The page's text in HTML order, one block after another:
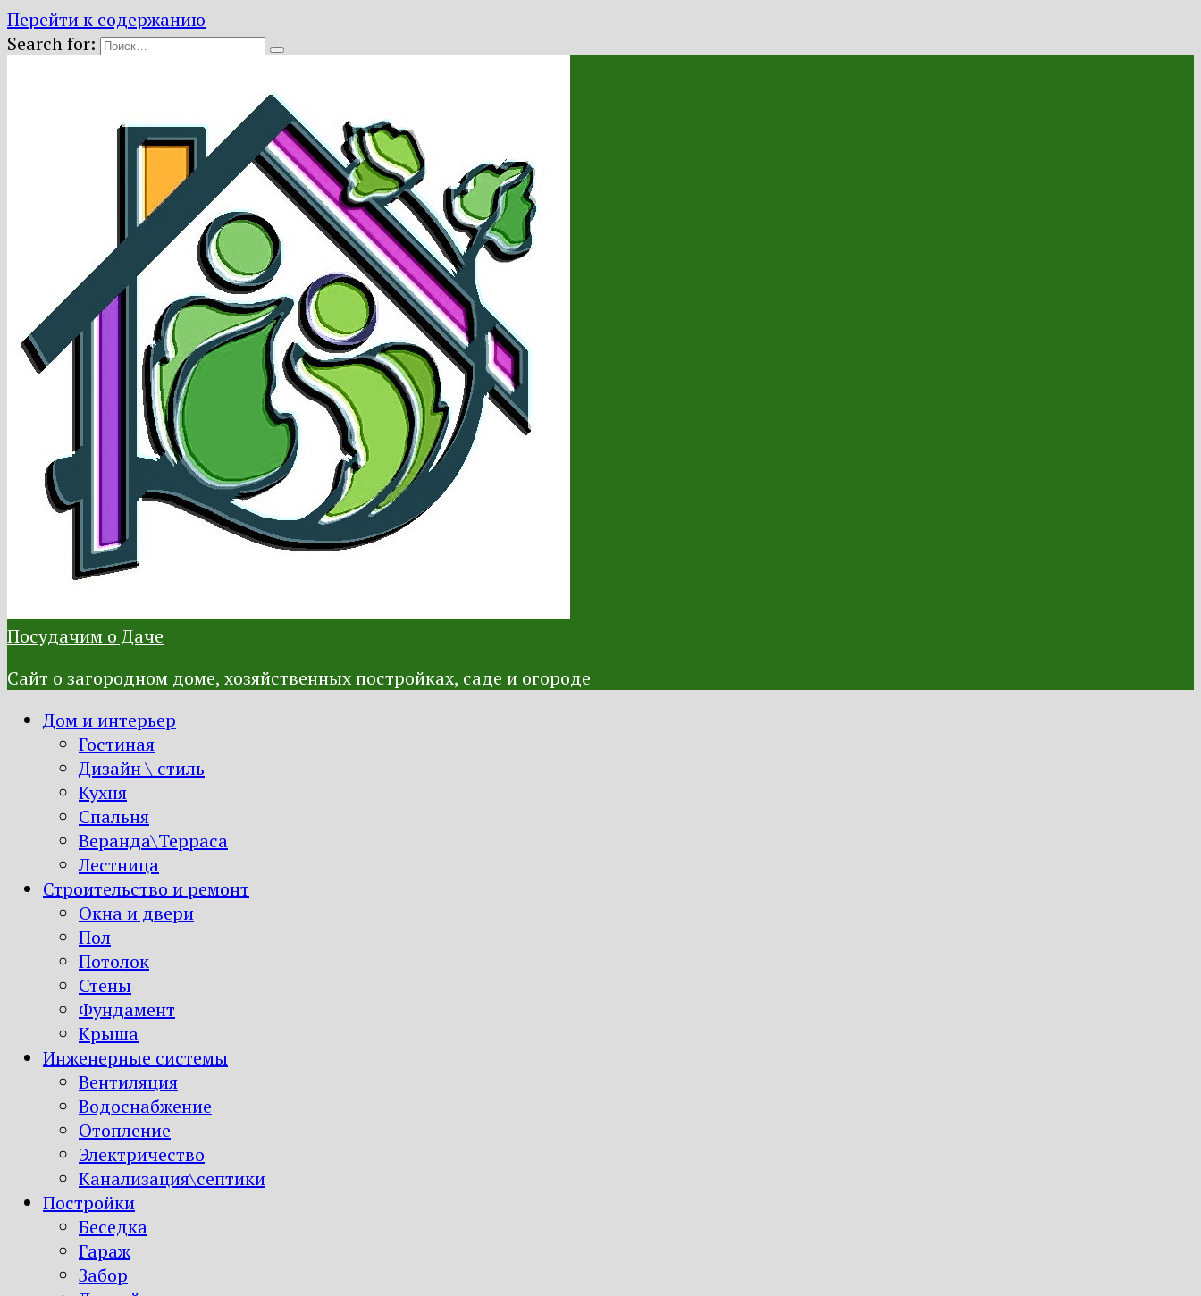
Перейти к содержанию
Search for:
Посудачим о Даче
Сайт о загородном доме, хозяйственных постройках, саде и огороде
Дом и интерьер
Гостиная
Дизайн \ стиль
Кухня
Спальня
Веранда\Терраса
Лестница
Строительство и ремонт
Окна и двери
Пол
Потолок
Стены
Фундамент
Крыша
Инженерные системы
Вентиляция
Водоснабжение
Отопление
Электричество
Канализация\септики
Постройки
Беседка
Гараж
Забор